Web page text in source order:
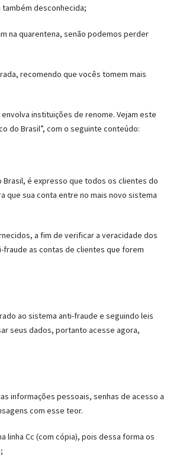
desconhecida;
na quarentena, senão podemos perder
recomendo que vocês tomem mais
instituições de renome. Vejam este
do Brasil”, com o seguinte conteúdo:
Brasil, é expresso que todos os clientes do
que sua conta entre no mais novo sistema
a fim de verificar a veracidade dos
as contas de clientes que forem
ao sistema anti-fraude e seguindo leis
seus dados, portanto acesse agora,
informações pessoais, senhas de acesso a
com esse teor.
linha Cc (com cópia), pois dessa forma os